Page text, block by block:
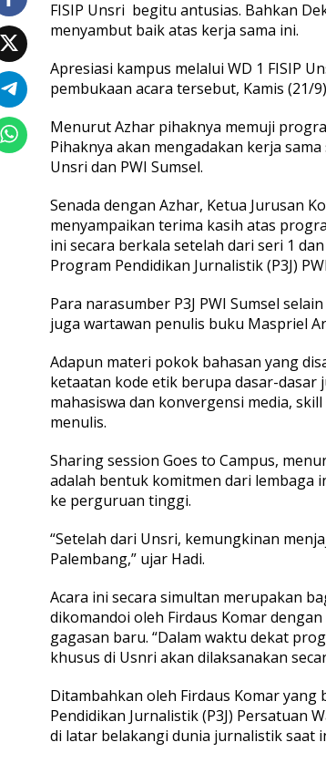
o
e
t
C
m
p
u
FISIP Unsri begitu antusias. Bahkan
menyambut baik atas kerja sama ini.
Apresiasi kampus melalui WD 1 FISIP
pembukaan acara tersebut, Kamis (21/
Menurut Azhar pihaknya memuji
Pihaknya akan mengadakan kerja
Unsri dan PWI Sumsel.
Senada dengan Azhar, Ketua Jurusan
menyampaikan terima kasih atas
ini secara berkala setelah dari seri 1
Program Pendidikan Jurnalistik (P3J)
Para narasumber P3J PWI Sumsel
juga wartawan penulis buku Maspriel
Adapun materi pokok bahasan yang
ketaatan kode etik berupa dasar-
mahasiswa dan konvergensi media,
menulis.
Sharing session Goes to Campus,
adalah bentuk komitmen dari lembaga
ke perguruan tinggi.
“Setelah dari Unsri, kemungkinan
Palembang,” ujar Hadi.
Acara ini secara simultan merupakan
dikomandoi oleh Firdaus Komar
gagasan baru. “Dalam waktu dekat
khusus di Usnri akan dilaksanakan
Ditambahkan oleh Firdaus Komar
Pendidikan Jurnalistik (P3J) Persatuan
di latar belakangi dunia jurnalistik saat